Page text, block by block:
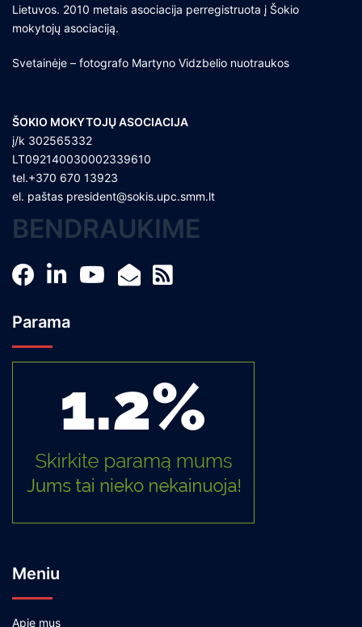
Lietuvos. 2010 metais asociacija perregistruota į Šokio
mokytojų asociaciją.
Svetainėje – fotografo Martyno Vidzbelio nuotraukos
ŠOKIO MOKYTOJŲ ASOCIACIJA
į/k 302565332
LT092140030002339610
tel.+370 670 13923
el. paštas president@sokis.upc.smm.lt
BENDRAUKIME
Parama
Meniu
Apie mus